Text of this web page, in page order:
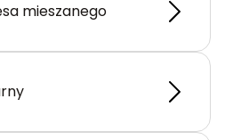
mieszanego